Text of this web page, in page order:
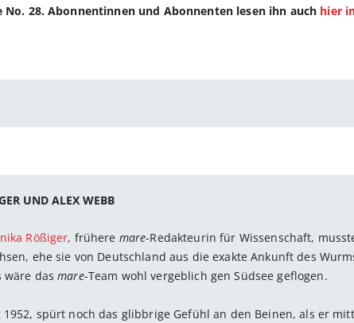
No. 28. Abonnentinnen und Abonnenten lesen ihn auch hier
UND ALEX WEBB
Rößiger, frühere mare-Redakteurin für Wissenschaft,
ehe sie von Deutschland aus die exakte Ankunft des
wäre dasmare-Team wohl vergeblich gen Südsee geflogen.
1952, spürt noch das glibbrige Gefühl an den Beinen, als er